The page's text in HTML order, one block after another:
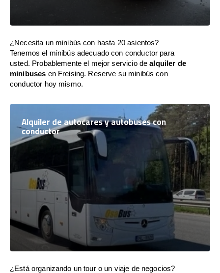
¿Necesita un minibús con hasta 20 asientos?
Tenemos el minibús adecuado con conductor para
usted. Probablemente el mejor servicio dealquiler de
minibuses en Freising. Reserve su minibús con
conductor hoy mismo.
Alquiler de autocares y autobuses con
conductor
¿Está organizando un tour o un viaje de negocios?